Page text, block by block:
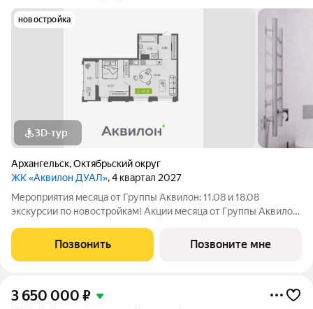
новостройка
3D-тур
Архангельск,Октябрьский округ
ЖК «Аквилон ДУАЛ», 4 квартал 2027
Мероприятия месяца от Группы Аквилон: 11.08 и 18.08
экскурсии по новостройкам! Акции месяца от Группы Аквилон:
млн ! Арктическая ипотека. ПСК: 18,32-21,9%. Ставка 1%!
Семейная ипотека. ПСК:
Позвонить Позвоните мне
3 650 000 ₽